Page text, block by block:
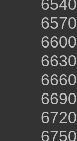
6540
6570
6600
6630
6660
6690
6720
6750